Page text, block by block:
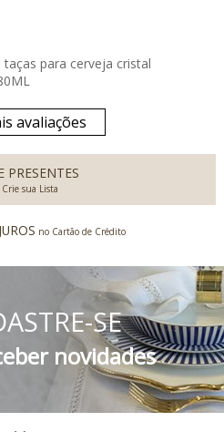
taças para cerveja cristal
avaliações
PRESENTES
sua Lista
no Cartão de Crédito
no Boleto Bancário e PIX
Consulte o Regulamento
SE
novidades